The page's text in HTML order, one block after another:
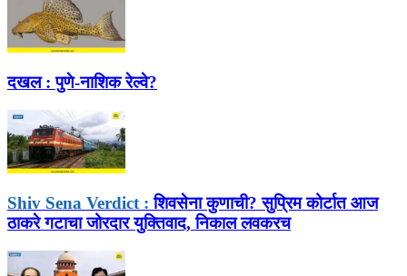
दखल : पुणे-नाशिक रेल्वे?
Shiv Sena Verdict : शिवसेना कुणाची? सुप्रिम कोर्टात आज
ठाकरे गटाचा जोरदार युक्तिवाद, निकाल लवकरच